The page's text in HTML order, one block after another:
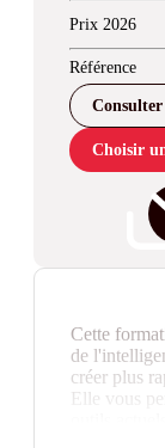
Prix 2026
Référence
Consulter
Choisir
Cette
de
créer plus
Elle vous
pratiques